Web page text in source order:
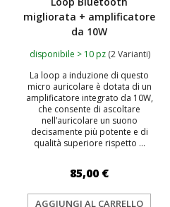
migliorata + amplificatore
da 10W
disponibile > 10 pz (2 Varianti)
La loop a induzione di questo
micro auricolare è dotata di un
amplificatore integrato da 10W,
che consente di ascoltare
nell’auricolare un suono
decisamente più potente e di
qualità superiore rispetto ...
85,00 €
AGGIUNGI AL CARRELLO